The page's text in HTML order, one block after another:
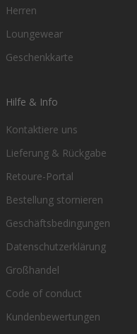
Herren
Loungewear
Geschenkkarte
Hilfe & Info
Kontaktiere uns
Lieferung & Rückgabe
Retoure-Portal
Bestellung stornieren
Geschäftsbedingungen
Datenschutzerklärung
Großhandel
Code of conduct
Kundenbewertungen